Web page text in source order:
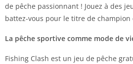
de pêche passionnant ! Jouez à des
battez-vous pour le titre de champion
La pêche sportive comme mode de
Fishing Clash est un jeu de pêche